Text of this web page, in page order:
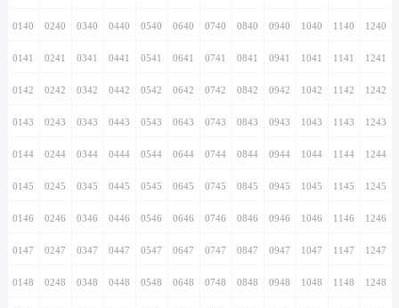
0140 0240 0340 0440 0540 0640 0740 0840 0940 1040 1140 1240
0141 0241 0341 0441 0541 0641 0741 0841 0941 1041 1141 1241
0142 0242 0342 0442 0542 0642 0742 0842 0942 1042 1142 1242
0143 0243 0343 0443 0543 0643 0743 0843 0943 1043 1143 1243
0144 0244 0344 0444 0544 0644 0744 0844 0944 1044 1144 1244
0145 0245 0345 0445 0545 0645 0745 0845 0945 1045 1145 1245
0146 0246 0346 0446 0546 0646 0746 0846 0946 1046 1146 1246
0147 0247 0347 0447 0547 0647 0747 0847 0947 1047 1147 1247
0148 0248 0348 0448 0548 0648 0748 0848 0948 1048 1148 1248